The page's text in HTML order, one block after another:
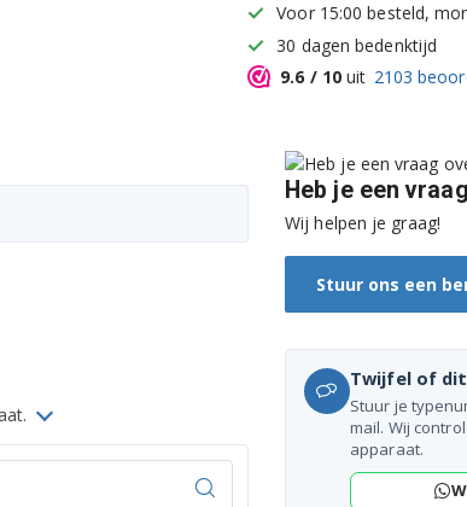
Voor 15:00 besteld,
30 dagen bedenktijd
9.6 / 10 uit 2103
Heb je een
Wij helpen je graag!
Stuur ons een
Twijfel of
Stuur je
mail. Wij
apparaat.